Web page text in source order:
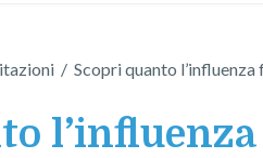
/ Scopri quanto